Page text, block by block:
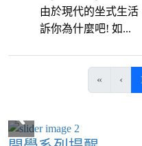
由於現代的坐式生
訴你為什麼吧! 如...
« ‹